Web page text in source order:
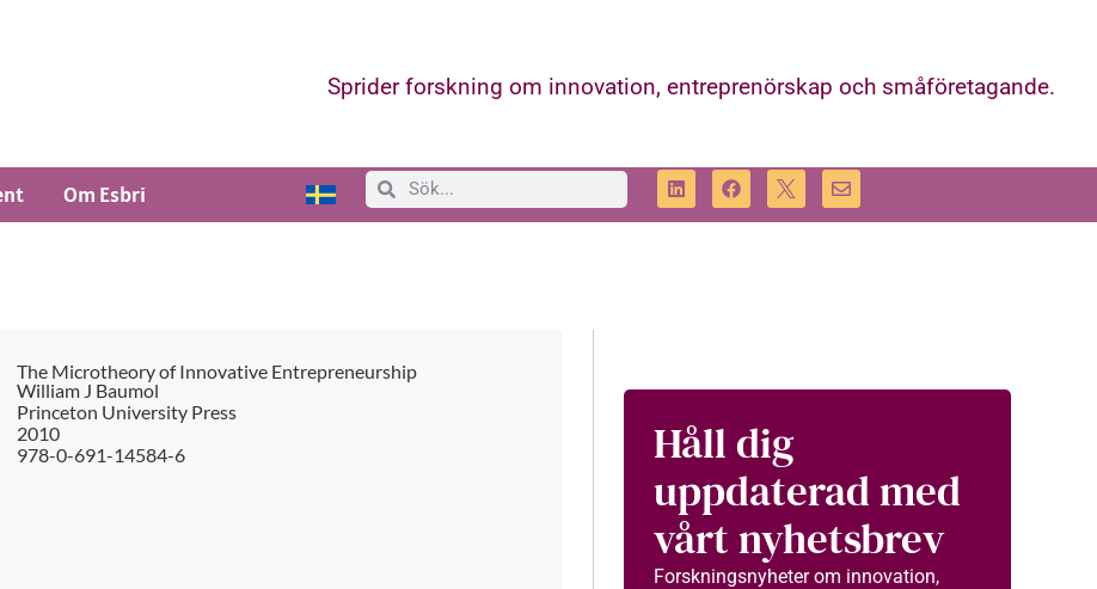
Sprider forskning om innovation, entreprenörskap och småföretagande.
Om Esbri
The Microtheory of Innovative Entrepreneurship
William J Baumol
Princeton University Press
2010
978-0-691-14584-6
Håll dig
uppdaterad med
vårt nyhetsbrev
Forskningsnyheter om innovation,